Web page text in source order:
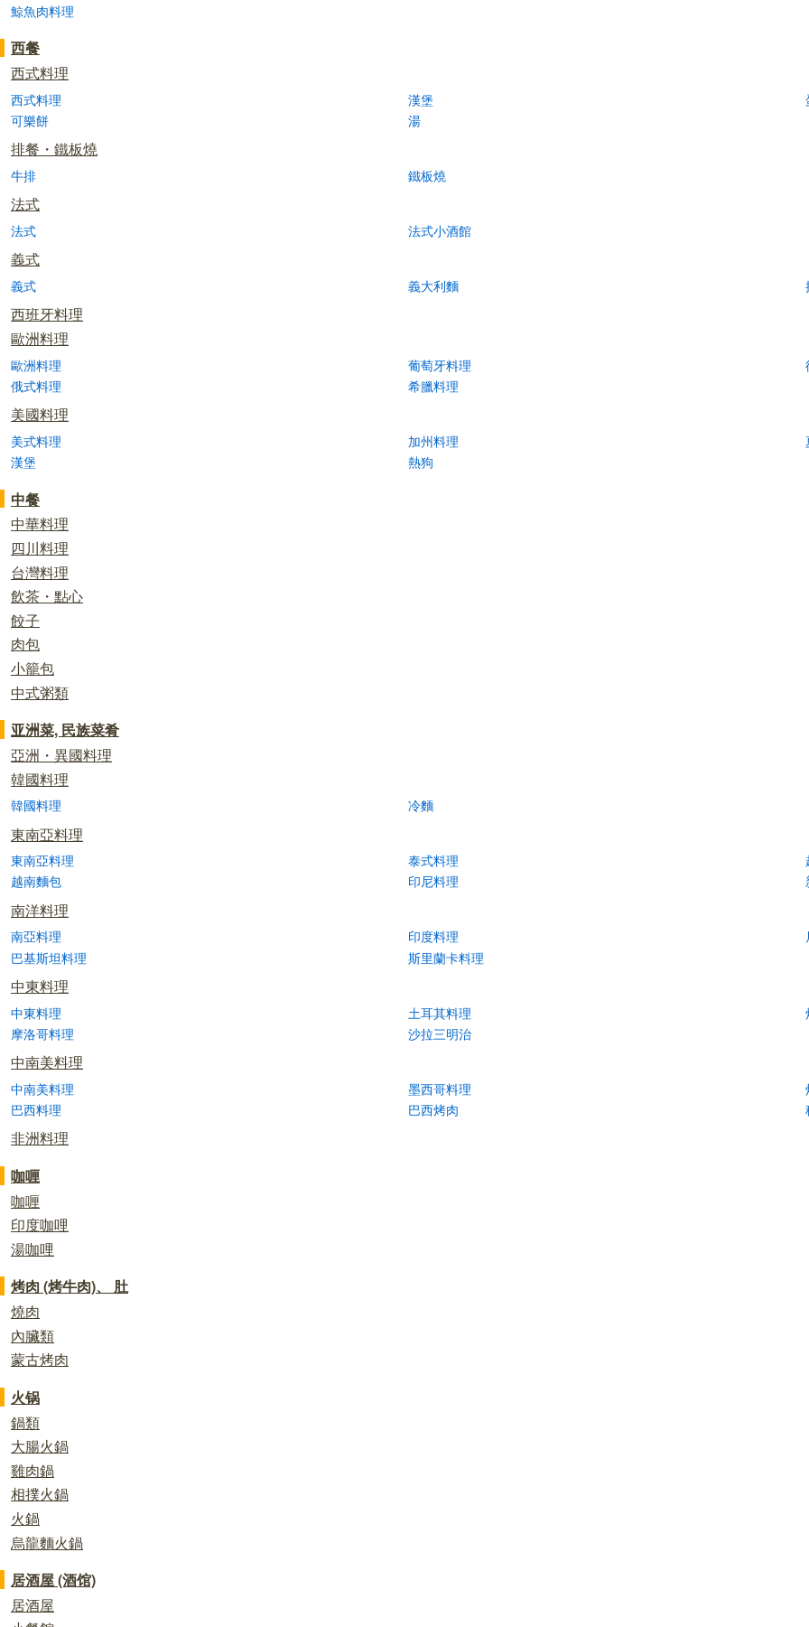
鯨魚肉料理
西餐
西式料理
西式料理 漢堡
可樂餅
湯
排餐・鐵板燒
牛排 鐵板燒
法式
法式 法式小酒館
義式
義式 義大利麵
西班牙料理
歐洲料理
歐洲料理 葡萄牙料理
俄式料理
希臘料理
美國料理
美式料理 加州料理
漢堡
熱狗
中餐
中華料理
四川料理
台灣料理
飲茶・點心
餃子
肉包
小籠包
中式粥類
亚洲菜, 民族菜肴
亞洲・異國料理
韓國料理
韓國料理 冷麵
東南亞料理
東南亞料理 泰式料理
越南麵包
印尼料理
南洋料理
南亞料理 印度料理
巴基斯坦料理
斯里蘭卡料理
中東料理
中東料理 土耳其料理
摩洛哥料理
沙拉三明治
中南美料理
中南美料理 墨西哥料理
巴西料理
巴西烤肉
非洲料理
咖喱
咖喱
印度咖哩
湯咖哩
烤肉 (烤牛肉)、 肚
燒肉
內臟類
蒙古烤肉
火锅
鍋類
大腸火鍋
雞肉鍋
相撲火鍋
火鍋
烏龍麵火鍋
居酒屋 (酒馆)
居酒屋